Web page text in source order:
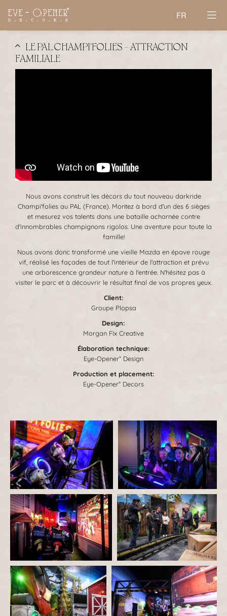
FR
LE PAL CHAMPI'FOLIES - ATTRACTION
FAMILIALE
Nous avons construit les décors du tout nouveau darkride
Champi'folies au PAL (France). Montez à bord d'un des 6 sièges
et mesurez vos talents dans une bataille acharnée contre
d'innombrables champignons rigolos. Une aventure pour toute la
famille!
Nous avons donc transformé une vieille Mazda en épave rouge
vif, réalisé les façades de tout l'intérieur de l'attraction et prévu
une arborescence grandeur nature à l'entrée. N'hésitez pas à
visiter le parc et à découvrir le résultat final de vos propres yeux.
Client:
Groupe Plopsa
Design:
Morgan Fix Creative
Élaboration technique:
Eye-Opener® Design
Production et placement:
Eye-Opener® Decors